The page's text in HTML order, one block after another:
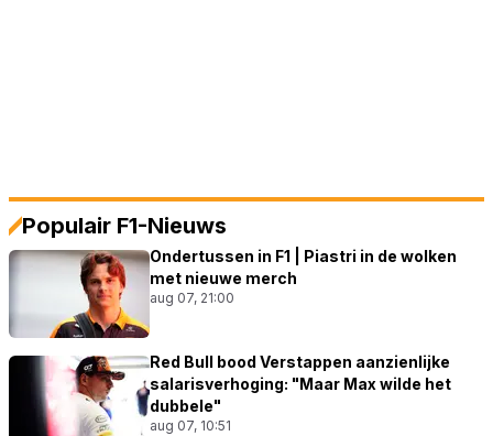
Populair F1-Nieuws
Ondertussen in F1 | Piastri in de wolken
met nieuwe merch
aug 07, 21:00
Red Bull bood Verstappen aanzienlijke
salarisverhoging: "Maar Max wilde het
dubbele"
aug 07, 10:51